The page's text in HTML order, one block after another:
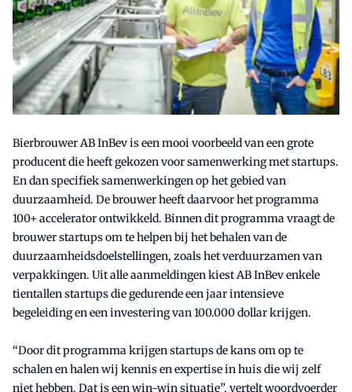
Bierbrouwer AB InBev is een mooi voorbeeld van een grote
producent die heeft gekozen voor samenwerking met startups.
En dan specifiek samenwerkingen op het gebied van
duurzaamheid. De brouwer heeft daarvoor het programma
100+ accelerator ontwikkeld. Binnen dit programma vraagt de
brouwer startups om te helpen bij het behalen van de
duurzaamheidsdoelstellingen, zoals het verduurzamen van
verpakkingen. Uit alle aanmeldingen kiest AB InBev enkele
tientallen startups die gedurende een jaar intensieve
begeleiding en een investering van 100.000 dollar krijgen.
“Door dit programma krijgen startups de kans om op te
schalen en halen wij kennis en expertise in huis die wij zelf
niet hebben. Dat is een win-win situatie”, vertelt woordvoerder